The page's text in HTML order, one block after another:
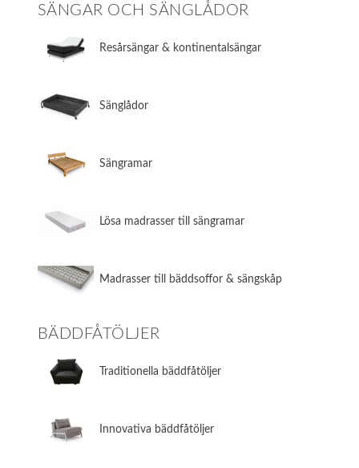
SÄNGAR OCH SÄNGLÅDOR
​Resårsängar & kontinentalsängar
​Sänglådor
​Sängramar
​Lösa madrasser till sängramar
​Madrasser till bäddsoffor & sängskåp
BÄDDFÅTÖLJER
​Traditionella bäddfåtöljer
​Innovativa bäddfåtöljer